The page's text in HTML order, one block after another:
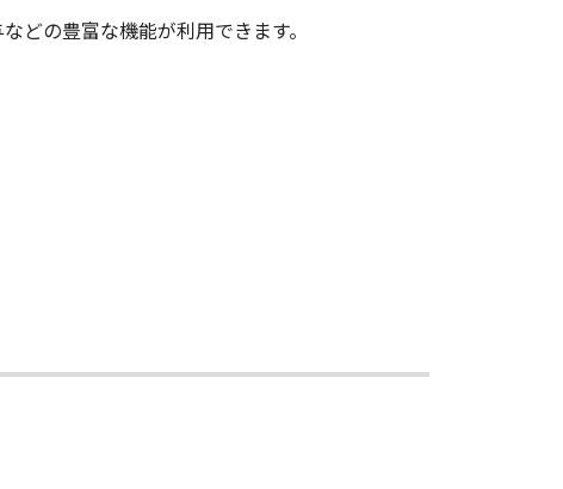
どの豊富な機能が利用できます。